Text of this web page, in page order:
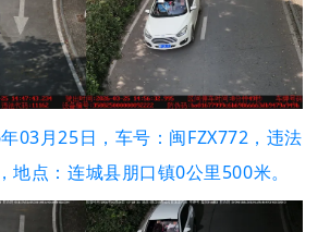
03月25日，车号：闽FZX772，违法
地点：连城县朋口镇0公里500米。